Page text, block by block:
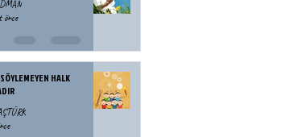
önce
HALK